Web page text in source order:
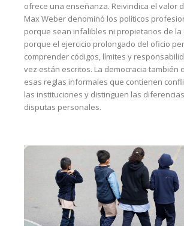
ofrece una enseñanza. Reivindica el valor
Max Weber denominó los políticos
porque sean infalibles ni propietarios de la
porque el ejercicio prolongado del oficio
comprender códigos, límites y
vez están escritos. La democracia también
esas reglas informales que contienen
las instituciones y distinguen las
disputas personales.